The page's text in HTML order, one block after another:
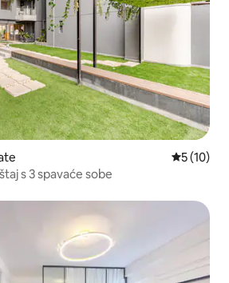
Prosječna
5 (10)
s 3 spavaće sobe